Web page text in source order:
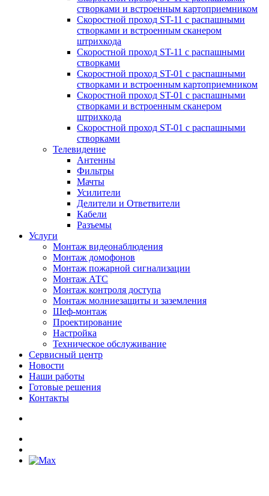
створками и встроенным картоприемником
Скоростной проход ST-11 с распашными
створками и встроенным сканером
штрихкода
Скоростной проход ST-11 с распашными
створками
Скоростной проход ST-01 с распашными
створками и встроенным картоприемником
Скоростной проход ST-01 с распашными
створками и встроенным сканером
штрихкода
Скоростной проход ST-01 с распашными
створками
Телевидение
Антенны
Фильтры
Мачты
Усилители
Делители и Ответвители
Кабели
Разъемы
Услуги
Монтаж видеонаблюдения
Монтаж домофонов
Монтаж пожарной сигнализации
Монтаж АТС
Монтаж контроля доступа
Монтаж молниезащиты и заземления
Шеф-монтаж
Проектирование
Настройка
Техническое обслуживание
Сервисный центр
Новости
Наши работы
Готовые решения
Контакты